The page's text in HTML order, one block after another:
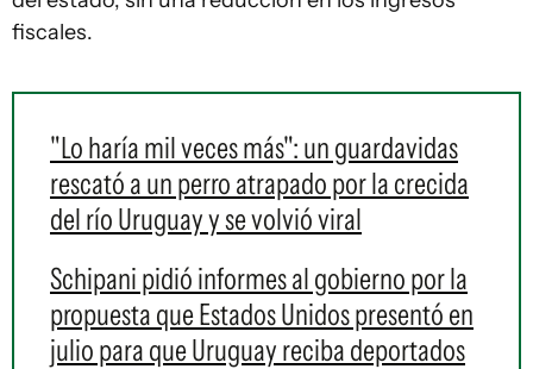
fiscales.
"Lo haría mil veces más": un guardavidas
rescató a un perro atrapado por la crecida
del río Uruguay y se volvió viral
Schipani pidió informes al gobierno por la
propuesta que Estados Unidos presentó en
julio para que Uruguay reciba deportados